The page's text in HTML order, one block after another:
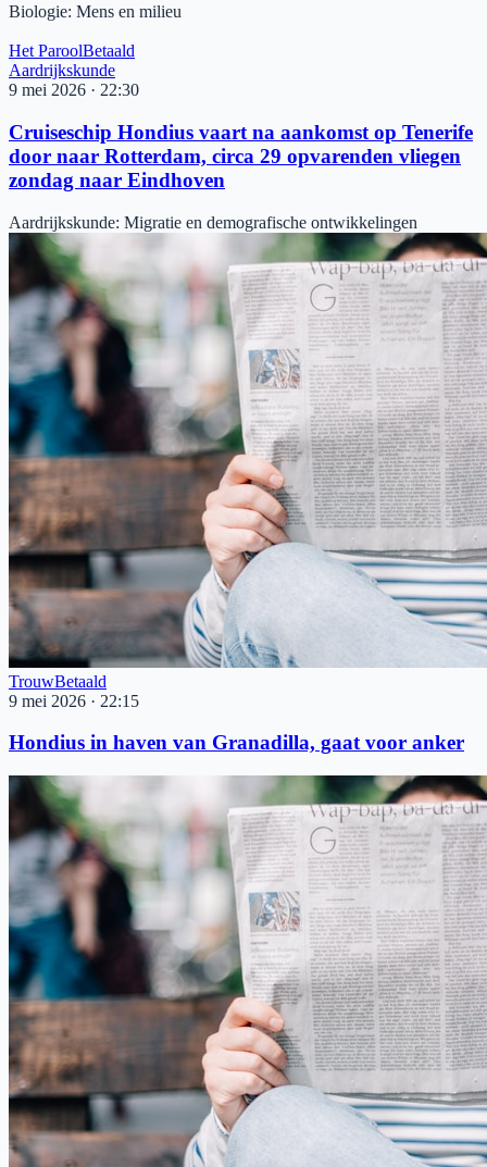
Biologie: Mens en milieu
Het ParoolBetaald
Aardrijkskunde
9 mei 2026 · 22:30
Cruiseschip Hondius vaart na aankomst op Tenerife
door naar Rotterdam, circa 29 opvarenden vliegen
zondag naar Eindhoven
Aardrijkskunde: Migratie en demografische ontwikkelingen
TrouwBetaald
9 mei 2026 · 22:15
Hondius in haven van Granadilla, gaat voor anker